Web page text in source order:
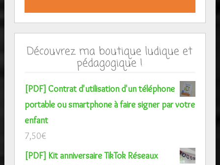
Découvrez ma boutique ludique et
pédagogique !
[PDF] Contrat d'utilisation d'un téléphone
portable ou smartphone à faire signer par votre
enfant
7,50€
[PDF] Kit anniversaire TikTok Réseaux